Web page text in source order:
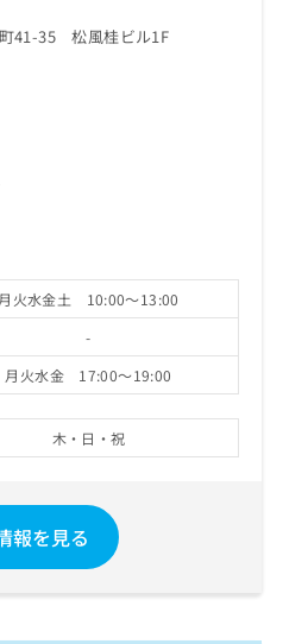
41-35 松風桂ビル1F
月火水金土 10:00～13:00
-
月火水金 17:00～19:00
木・日・祝
報を見る